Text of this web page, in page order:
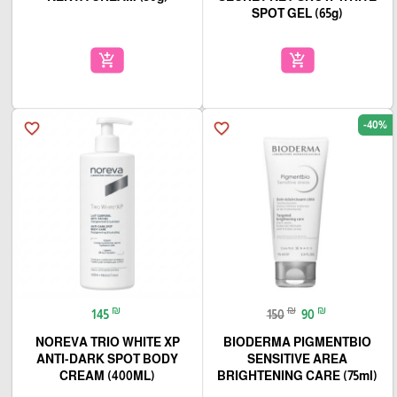
SPOT GEL (65g)
add_shopping_cart
add_shopping_cart
favorite_border -40%
150 ₪ 90 ₪
BIODERMA PIGMENTBIO
SENSITIVE AREA
BRIGHTENING CARE (75ml)
favorite_border
145 ₪
NOREVA TRIO WHITE XP
ANTI-DARK SPOT BODY
CREAM (400ML)